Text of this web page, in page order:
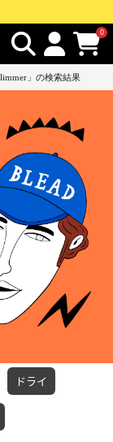
0
」の検索結果
ドライ